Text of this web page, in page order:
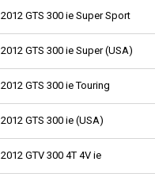
2012 GTS 300 ie Super Sport
2012 GTS 300 ie Super (USA)
2012 GTS 300 ie Touring
2012 GTS 300 ie (USA)
2012 GTV 300 4T 4V ie